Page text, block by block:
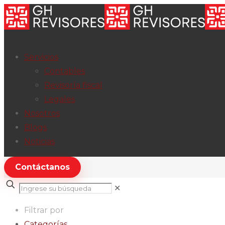
Servicios
Contables
Revisoría fiscal
Legales
Nosotros
Blogs
Noticias
Contáctanos
✕
Filtrar por